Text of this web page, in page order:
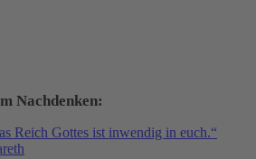
Nachdenken:
Reich Gottes ist inwendig in euch.“